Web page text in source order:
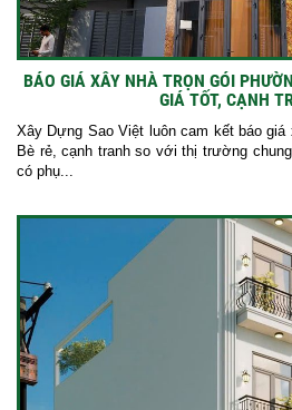
BÁO GIÁ XÂY NHÀ TRỌN GÓI
GIÁ TỐT, CẠNH
Xây Dựng Sao Việt luôn cam kết báo
Bè rẻ, cạnh tranh so với thị trường
có phụ...